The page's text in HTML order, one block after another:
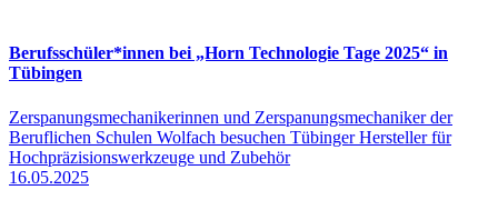
Berufsschüler*innen bei „Horn Technologie Tage 2025“ in
Tübingen
Zerspanungsmechanikerinnen und Zerspanungsmechaniker der
Beruflichen Schulen Wolfach besuchen Tübinger Hersteller für
Hochpräzisionswerkzeuge und Zubehör
16.05.2025